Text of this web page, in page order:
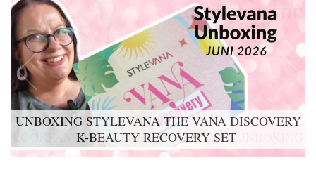
UNBOXING STYLEVANA THE VANA DISCOVERY
K-BEAUTY RECOVERY SET